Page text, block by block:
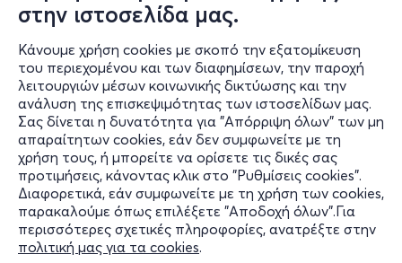
στην ιστοσελίδα μας.
Κάνουμε χρήση cookies με σκοπό την εξατομίκευση
του περιεχομένου και των διαφημίσεων, την παροχή
λειτουργιών μέσων κοινωνικής δικτύωσης και την
ανάλυση της επισκεψιμότητας των ιστοσελίδων μας.
Σας δίνεται η δυνατότητα για "Απόρριψη όλων" των μη
απαραίτητων cookies, εάν δεν συμφωνείτε με τη
χρήση τους, ή μπορείτε να ορίσετε τις δικές σας
προτιμήσεις, κάνοντας κλικ στο "Ρυθμίσεις cookies".
Διαφορετικά, εάν συμφωνείτε με τη χρήση των cookies,
παρακαλούμε όπως επιλέξετε "Αποδοχή όλων".Για
περισσότερες σχετικές πληροφορίες, ανατρέξτε στην
πολιτική μας για τα cookies.
τις βαλίτσες μας! Μέσα από θεατρικό παιχνίδι, κίνηση
και δημιουργικές κατασκευές, τα παιδιά ταξιδεύουν με
καράβια, τρένα και αεροπλάνα σε φανταστικούς
προορισμούς. Τι θα πάρουμε μαζί μας; Καπέλα, μαγιό,
παιχνίδια και πολλή διάθεση για περιπέτεια! Ένα
εργαστήριο γεμάτο φαντασία που μας βάζει στο πιο
καλοκαιρινό κλίμα.
25/06_🌻ΕΞΕΡΕΥΝΗΤΕΣ ΤΟΥ ΛΑΧΑΝΟΚΗΠΟΥ 🐝
Μια ξεχωριστή περιπέτεια στον κόσμο των λαχανικών!
Τα παιδιά γίνονται μικροί κηπουροί, φυτεύουν, ποτίζουν
Πληροφορίες
Υποστήριξη
Stay Connected